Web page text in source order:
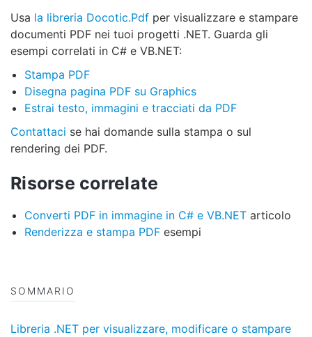
Usa la libreria Docotic.Pdf per visualizzare e stampare
documenti PDF nei tuoi progetti .NET. Guarda gli
esempi correlati in C# e VB.NET:
Stampa PDF
Disegna pagina PDF su Graphics
Estrai testo, immagini e tracciati da PDF
Contattaci se hai domande sulla stampa o sul
rendering dei PDF.
Risorse correlate
Converti PDF in immagine in C# e VB.NET articolo
Renderizza e stampa PDF esempi
SOMMARIO
Libreria .NET per visualizzare, modificare o stampare